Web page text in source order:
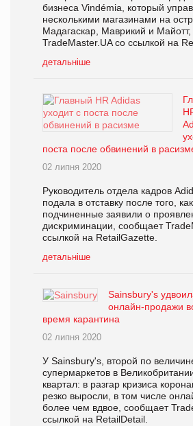
бизнеса Vindémia, который
несколькими магазинами на
Мадагаскар, Маврикий и
TradeMaster.UA со ссылкой на
детальніше
поста после обвинений в
02 липня 2020
Руководитель отдела кадров
подала в отставку после того,
подчиненные заявили о
дискриминации, сообщает
ссылкой на RetailGazette.
детальніше
Sainsbury's
онлайн-продажи
время карантина
02 липня 2020
У Sainsbury's, второй по
супермаркетов в
квартал: в разгар кризиса
резко выросли, в том числе
более чем вдвое, сообщает
ссылкой на RetailDetail.